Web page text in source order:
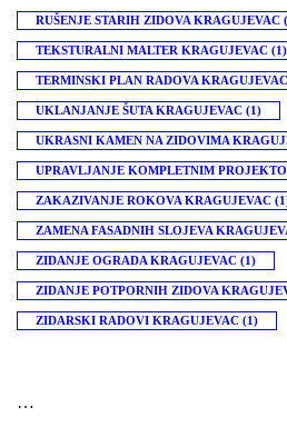
RUŠENJE STARIH ZIDOVA KRAGUJEVAC
TEKSTURALNI MALTER KRAGUJEVAC (1)
TERMINSKI PLAN RADOVA KRAGUJEVAC
UKLANJANJE ŠUTA KRAGUJEVAC (1)
UKRASNI KAMEN NA ZIDOVIMA
UPRAVLJANJE KOMPLETNIM
ZAKAZIVANJE ROKOVA KRAGUJEVAC
ZAMENA FASADNIH SLOJEVA
ZIDANJE OGRADA KRAGUJEVAC (1)
ZIDANJE POTPORNIH ZIDOVA
ZIDARSKI RADOVI KRAGUJEVAC (1)
…